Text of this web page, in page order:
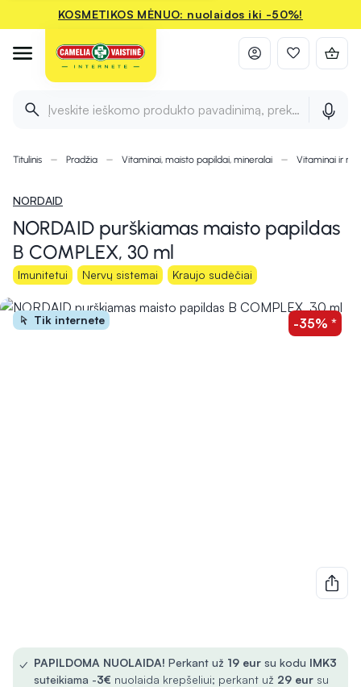
KOSMETIKOS MĖNUO: nuolaidos iki -50%!
Įveskite ieškomo produkto pavadinimą, prekės ženklą ir
Titulinis Pradžia Vitaminai, maisto papildai, mineralai Vitaminai ir
NORDAID
NORDAID purškiamas maisto papildas
B COMPLEX, 30 ml
Imunitetui Nervų sistemai Kraujo sudėčiai
Tik internete -35% *
✓ PAPILDOMA NUOLAIDA! Perkant už 19 eur su kodu IMK3
suteikiama -3€ nuolaida krepšeliui; perkant už 29 eur su